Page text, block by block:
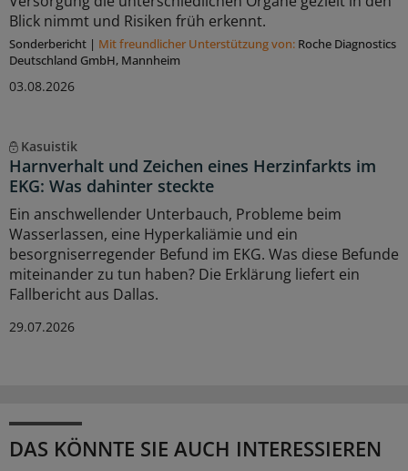
Blick nimmt und Risiken früh erkennt.
Sonderbericht | Mit freundlicher Unterstützung von: Roche Diagnostics
Deutschland GmbH, Mannheim
03.08.2026
Kasuistik
Harnverhalt und Zeichen eines Herzinfarkts im
EKG: Was dahinter steckte
Ein anschwellender Unterbauch, Probleme beim
Wasserlassen, eine Hyperkaliämie und ein
besorgniserregender Befund im EKG. Was diese Befunde
miteinander zu tun haben? Die Erklärung liefert ein
Fallbericht aus Dallas.
29.07.2026
DAS KÖNNTE SIE AUCH INTERESSIEREN